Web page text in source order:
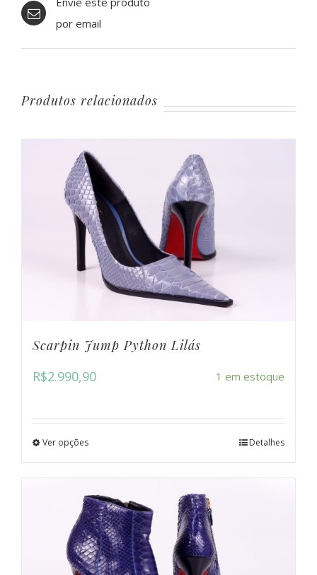
por email
Produtos relacionados
Scarpin Jump Python Lilás
R$2.990,90 1 em estoque
Ver opções Detalhes